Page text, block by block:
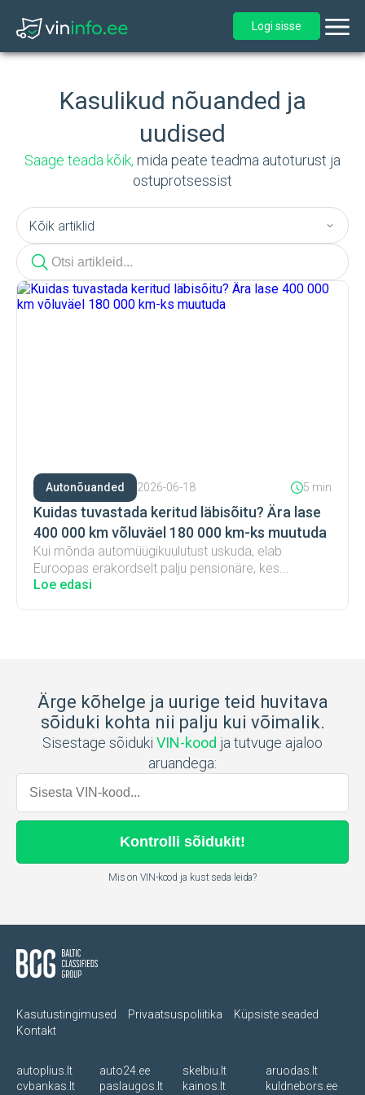
Logi sisse
Kasulikud nõuanded ja
uudised
Saage teada kõik, mida peate teadma autoturust ja
ostuprotsessist
Autonõuanded 2026-06-18 5 min
Kuidas tuvastada keritud läbisõitu? Ära lase
400 000 km võluväel 180 000 km-ks muutuda
Kui mõnda automüügikuulutust uskuda, elab
Euroopas erakordselt palju pensionäre, kes...
Loe edasi
Ärge kõhelge ja uurige teid huvitava
sõiduki kohta nii palju kui võimalik.
Sisestage sõiduki VIN-kood ja tutvuge ajaloo
aruandega:
Kontrolli sõidukit!
Mis on VIN-kood ja kust seda leida?
Kasutustingimused Privaatsuspoliitika
Küpsiste seaded
Kontakt
autoplius.lt auto24.ee skelbiu.lt
aruodas.lt
cvbankas.lt
paslaugos.lt kainos.lt kuldnebors.ee